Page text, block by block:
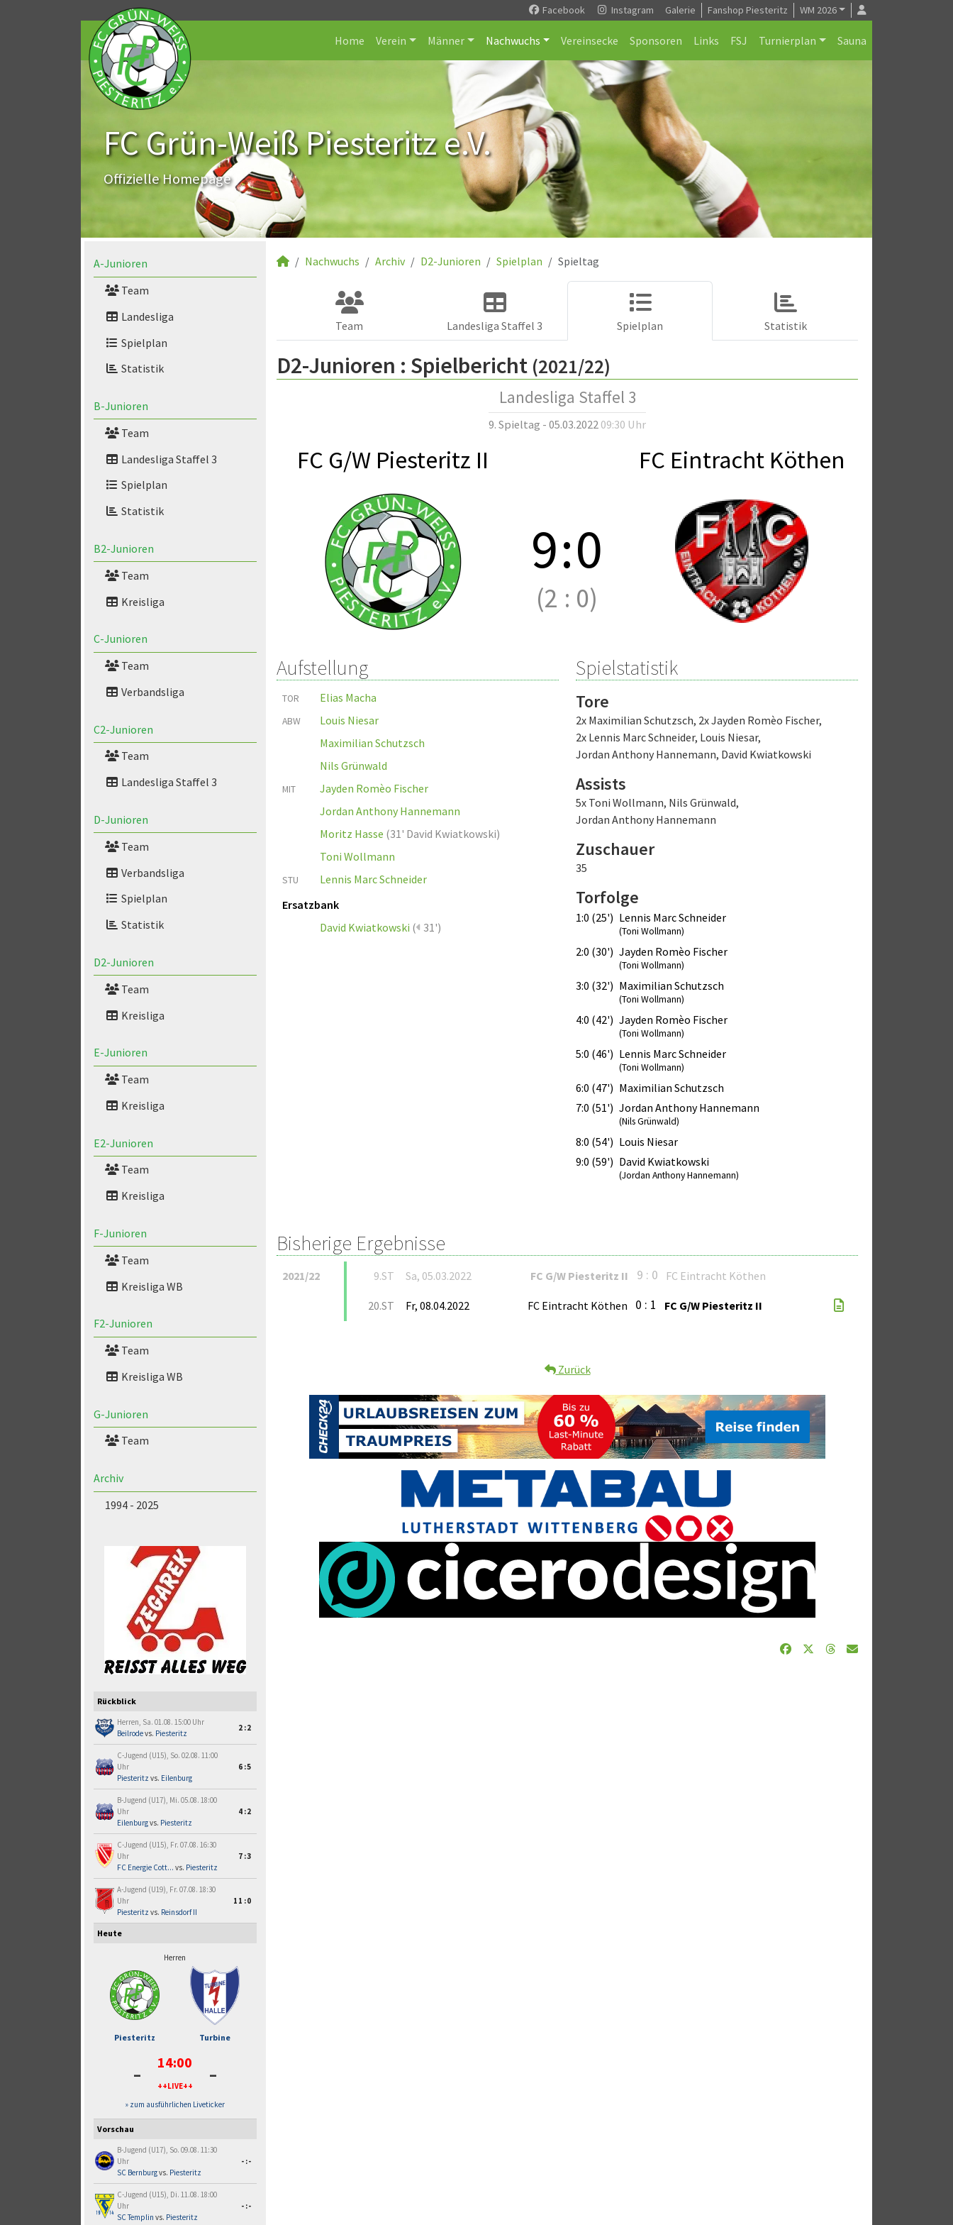
Facebook Instagram Galerie Fanshop Piesteritz WM 2026
Home Verein Männer Nachwuchs Vereinsecke Sponsoren Links FSJ Turnierplan Sauna
FC Grün-Weiß Piesteritz e.V.
Offizielle Homepage
A-Junioren
Team
Landesliga
Spielplan
Statistik
B-Junioren
Team
Landesliga Staffel 3
Spielplan
Statistik
B2-Junioren
Team
Kreisliga
C-Junioren
Team
Verbandsliga
C2-Junioren
Team
Landesliga Staffel 3
D-Junioren
Team
Verbandsliga
Spielplan
Statistik
D2-Junioren
Team
Kreisliga
E-Junioren
Team
Kreisliga
E2-Junioren
Team
Kreisliga
F-Junioren
Team
Kreisliga WB
F2-Junioren
Team
Kreisliga WB
G-Junioren
Team
Archiv
1994 - 2025
Rückblick
Herren, Sa. 01.08. 15:00 Uhr
Beilrodevs. Piesteritz
2:2
C-Jugend (U15), So. 02.08. 11:00
Uhr
Piesteritz vs. Eilenburg
6:5
B-Jugend (U17), Mi. 05.08. 18:00
Uhr
Eilenburgvs. Piesteritz
4:2
C-Jugend (U15), Fr. 07.08. 16:30
Uhr
FC Energie Cott... vs. Piesteritz
7:3
A-Jugend (U19), Fr. 07.08. 18:30
Uhr
Piesteritz vs. Reinsdorf II
11:0
Heute
Herren
Piesteritz Turbine
- 14:00
++LIVE++ -
» zum ausführlichen Liveticker
Vorschau
B-Jugend (U17), So. 09.08. 11:30
Uhr
SC Bernburgvs. Piesteritz
-:-
C-Jugend (U15), Di. 11.08. 18:00
Uhr
SC Templin vs. Piesteritz
-:-
Nachwuchs Archiv D2-Junioren Spielplan Spieltag
Team Landesliga Staffel 3 Spielplan Statistik
D2-Junioren : Spielbericht (2021/22)
Landesliga Staffel 3
9. Spieltag - 05.03.2022 09:30 Uhr
FC G/W Piesteritz II FC Eintracht Köthen
9:0
(2 : 0)
Aufstellung
TOR Elias Macha
ABW
Louis Niesar
Maximilian Schutzsch
Nils Grünwald
MIT
Jayden Romèo Fischer
Jordan Anthony Hannemann
Moritz Hasse (31' David Kwiatkowski)
Toni Wollmann
STU
Lennis Marc Schneider
Ersatzbank
David Kwiatkowski ( 31')
Spielstatistik
Tore
2x Maximilian Schutzsch, 2x Jayden Romèo Fischer,
2x Lennis Marc Schneider, Louis Niesar,
Jordan Anthony Hannemann, David Kwiatkowski
Assists
5x Toni Wollmann, Nils Grünwald,
Jordan Anthony Hannemann
Zuschauer
35
Torfolge
1:0 (25') Lennis Marc Schneider
(Toni Wollmann)
2:0 (30') Jayden Romèo Fischer
(Toni Wollmann)
3:0 (32') Maximilian Schutzsch
(Toni Wollmann)
4:0 (42') Jayden Romèo Fischer
(Toni Wollmann)
5:0 (46') Lennis Marc Schneider
(Toni Wollmann)
6:0 (47') Maximilian Schutzsch
7:0 (51') Jordan Anthony Hannemann
(Nils Grünwald)
8:0 (54') Louis Niesar
9:0 (59') David Kwiatkowski
(Jordan Anthony Hannemann)
Bisherige Ergebnisse
2021/22 9.ST Sa, 05.03.2022 FC G/W Piesteritz II 9 : 0 FC Eintracht Köthen
20.ST Fr, 08.04.2022 FC Eintracht Köthen 0 : 1 FC G/W Piesteritz II
Zurück